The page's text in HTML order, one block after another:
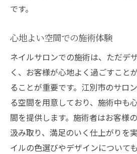
です。
心地よい空間での施術体験
ネイルサロンでの施術は、ただデ
く、お客様が心地よく過ごすこと
ることが重要です。江別市のサロ
る空間を用意しており、施術中も
間を提供します。施術者はお客様
汲み取り、満足のいく仕上がりを
イルの色選びやデザインについて